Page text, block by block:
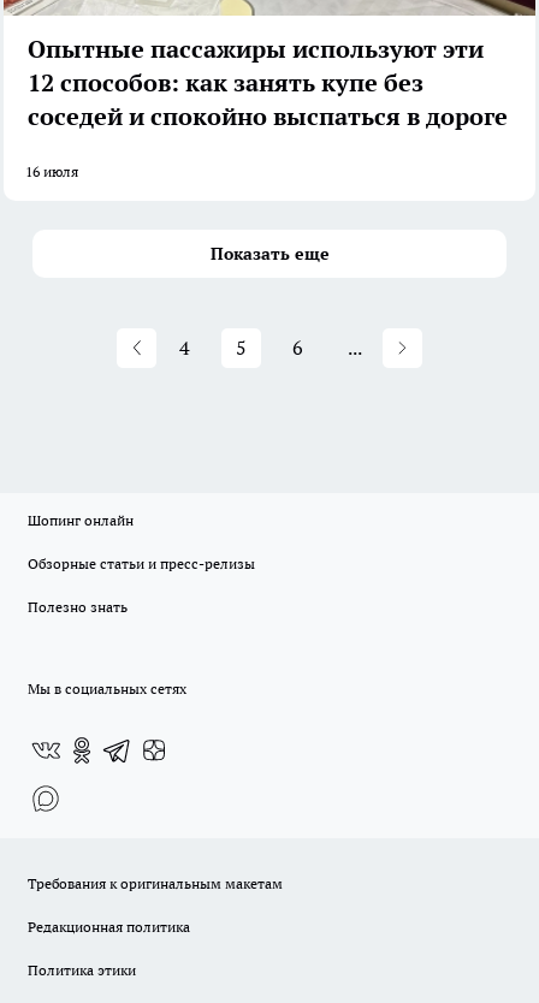
Опытные пассажиры используют эти
12 способов: как занять купе без
соседей и спокойно выспаться в дороге
16 июля
Показать еще
4 5 6 ...
Шопинг онлайн
Обзорные статьи и пресс-релизы
Полезно знать
Мы в социальных сетях
Требования к оригинальным макетам
Редакционная политика
Политика этики